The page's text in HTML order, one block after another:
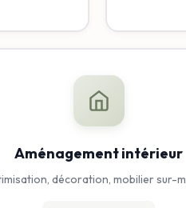
Aménagement intérieur
décoration, mobilier sur-